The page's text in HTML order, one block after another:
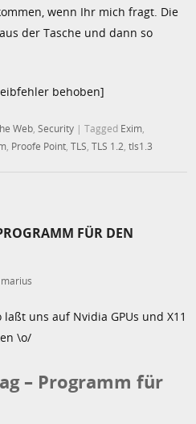
wenn Ihr mich fragt. Die
der Tasche und dann so
behoben]
Web,Security |Tagged Exim,
, Proofe Point,TLS,TLS 1.2,tls1.3
FÜR DEN
marius
uns auf Nvidia GPUs und X11
\o/
– Programm für